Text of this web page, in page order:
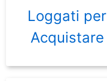
Loggati per
Acquistare